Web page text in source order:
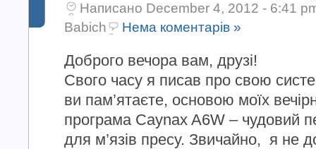
Написано December 4, 2012 - 6:41
Babich
Нема коментарів »
Доброго вечора вам, друзі!
Свого часу я писав про свою
ви пам’ятаєте, основою моїх
програма Caynax A6W – чудовий
для м’язів пресу. Звичайно, я не